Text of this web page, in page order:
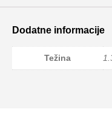
Dodatne informacije
Težina